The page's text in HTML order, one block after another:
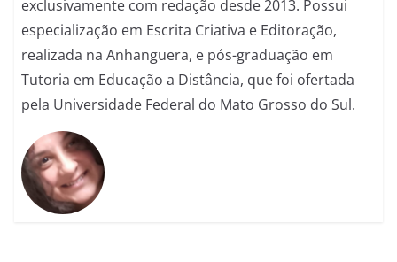
exclusivamente com redação desde 2013. Possui
especialização em Escrita Criativa e Editoração,
realizada na Anhanguera, e pós-graduação em
Tutoria em Educação a Distância, que foi ofertada
pela Universidade Federal do Mato Grosso do Sul.